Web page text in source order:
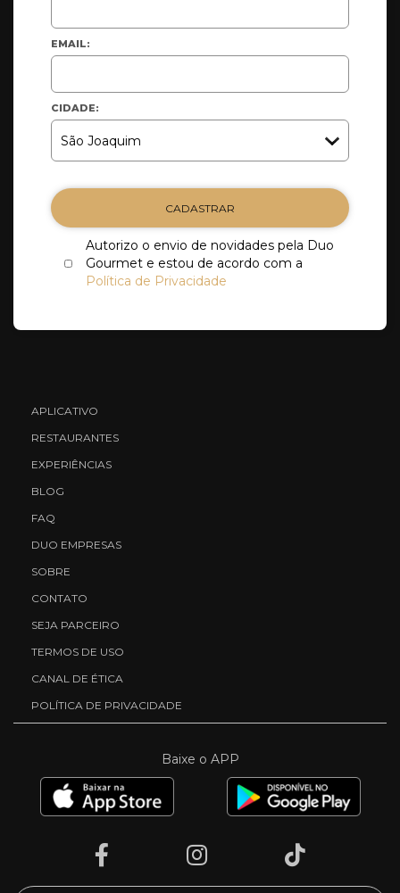
EMAIL:
CIDADE:
CADASTRAR
Autorizo o envio de novidades pela Duo
Gourmet e estou de acordo com a
Política de Privacidade
APLICATIVO
RESTAURANTES
EXPERIÊNCIAS
BLOG
FAQ
DUO EMPRESAS
SOBRE
CONTATO
SEJA PARCEIRO
TERMOS DE USO
CANAL DE ÉTICA
POLÍTICA DE PRIVACIDADE
Baixe o APP